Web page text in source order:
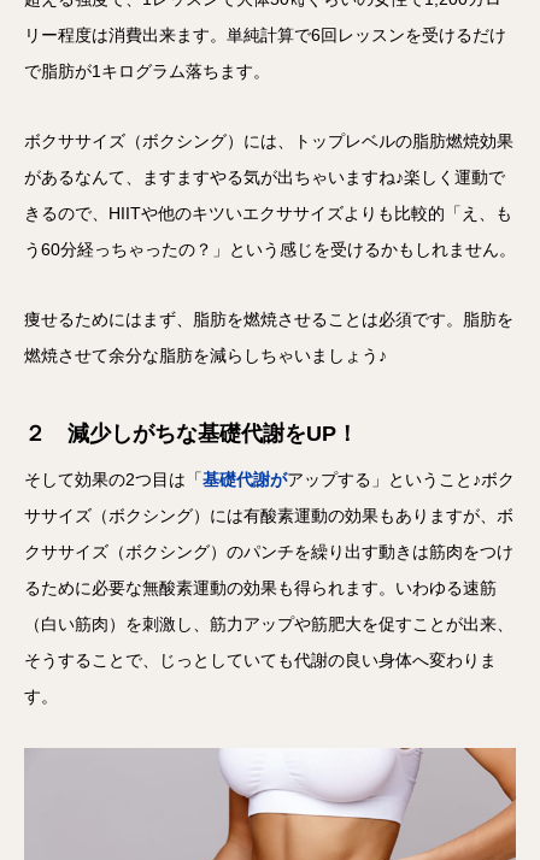
リー程度は消費出来ます。単純計算で6回レッスンを受けるだけ
で脂肪が1キログラム落ちます。
ボクササイズ（ボクシング）には、トップレベルの脂肪燃焼効果
があるなんて、ますますやる気が出ちゃいますね♪楽しく運動で
きるので、HIITや他のキツいエクササイズよりも比較的「え、も
う60分経っちゃったの？」という感じを受けるかもしれません。
痩せるためにはまず、脂肪を燃焼させることは必須です。脂肪を
燃焼させて余分な脂肪を減らしちゃいましょう♪
２ 減少しがちな基礎代謝をUP！
そして効果の2つ目は「基礎代謝がアップする」ということ♪ボク
ササイズ（ボクシング）には有酸素運動の効果もありますが、ボ
クササイズ（ボクシング）のパンチを繰り出す動きは筋肉をつけ
るために必要な無酸素運動の効果も得られます。いわゆる速筋
（白い筋肉）を刺激し、筋力アップや筋肥大を促すことが出来、
そうすることで、じっとしていても代謝の良い身体へ変わりま
す。